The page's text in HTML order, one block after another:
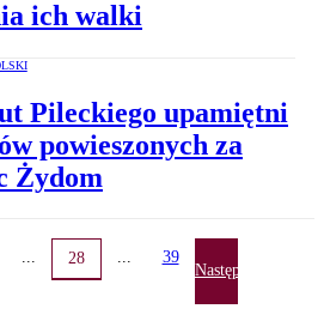
ich walki
Pileckiego upamiętni
powieszonych za
Żydom
28 39
Następna